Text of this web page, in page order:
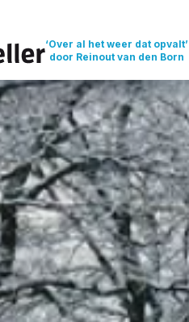
‘Over al het weer dat opvalt’
door Reinout van den Born